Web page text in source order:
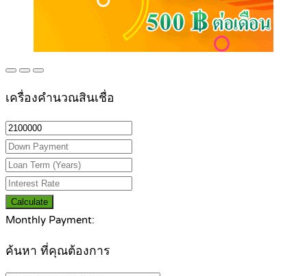
เครื่องคำนวณสินเชื่อ
Calculate
Monthly Payment:
ค้นหา ที่คุณต้องการ